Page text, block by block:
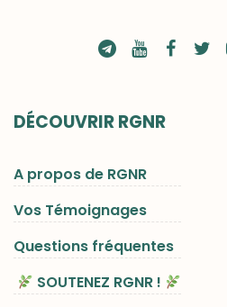
DÉCOUVRIR RGNR
A propos de RGNR
Vos Témoignages
Questions fréquentes
SOUTENEZ RGNR !